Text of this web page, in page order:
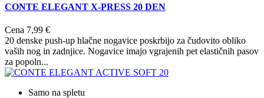
CONTE ELEGANT X-PRESS 20 DEN
Cena 7,99 €
20 denske push-up hlačne nogavice poskrbijo za čudovito obliko
vaših nog in zadnjice. Nogavice imajo vgrajenih pet elastičnih pasov
za popoln...
Samo na spletu